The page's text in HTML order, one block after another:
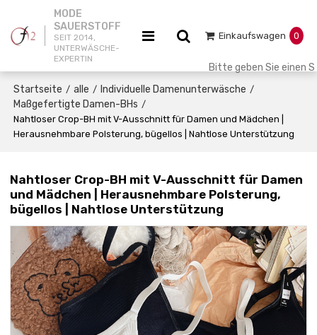
MODE
SAUERSTOFF
SEIT 2014,
UNTERWÄSCHE-
EXPERTIN
Einkaufswagen 0
Startseite / alle / Individuelle Damenunterwäsche /
Maßgefertigte Damen-BHs /
Nahtloser Crop-BH mit V-Ausschnitt für Damen und Mädchen |
Herausnehmbare Polsterung, bügellos | Nahtlose Unterstützung
Nahtloser Crop-BH mit V-Ausschnitt für Damen
und Mädchen | Herausnehmbare Polsterung,
bügellos | Nahtlose Unterstützung